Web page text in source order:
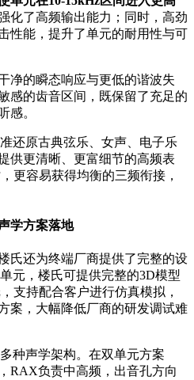
化了高频输出能力；同时，高劲
性能，提升了单元的耐用性与可
净的瞬态响应与更低的谐波失
感的齿音区间，既保留了充足的
感。
还原古典弦乐、女声、电子乐
供更清晰、更富细节的高频表
更容易获得均衡的三频衔接，
学方案落地
氏还为终端厂商提供了完整的设
元，楼氏可提供完整的3D模型
支持配合客户进行仿真模拟，
案，大幅降低厂商的研发调试难
种声学架构。在双单元方案
RAX负责中高频，出音孔方向